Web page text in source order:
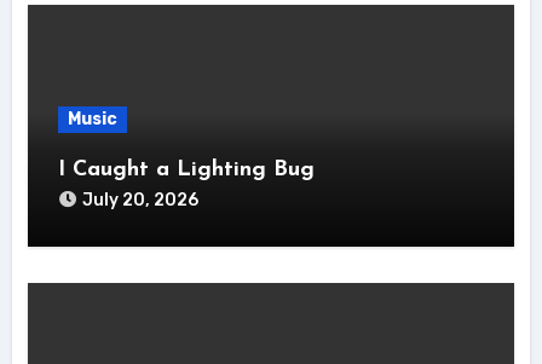
Music
I Caught a Lighting Bug
July 20, 2026